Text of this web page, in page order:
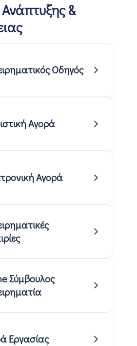
&
Οδηγός
Αγορά
Αγορά
Σύμβουλος
Εργασίας